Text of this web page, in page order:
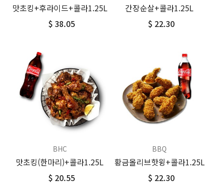
맛초킹+후라이드+콜라1.25L
$ 38.05
간장순살+콜라1.25L
$ 22.30
BHC
맛초킹(한마리)+콜라1.25L
$ 20.55
BBQ
황금올리브핫윙+콜라1.25L
$ 22.30